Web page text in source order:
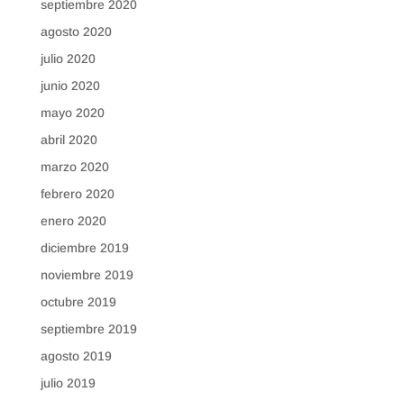
septiembre 2020
agosto 2020
julio 2020
junio 2020
mayo 2020
abril 2020
marzo 2020
febrero 2020
enero 2020
diciembre 2019
noviembre 2019
octubre 2019
septiembre 2019
agosto 2019
julio 2019